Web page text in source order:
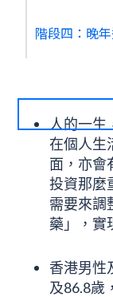
人的一生
在個人生
面，亦會
投資那麼
需要來調
藥」，實
香港男性
及86.8歲
階段四：晚